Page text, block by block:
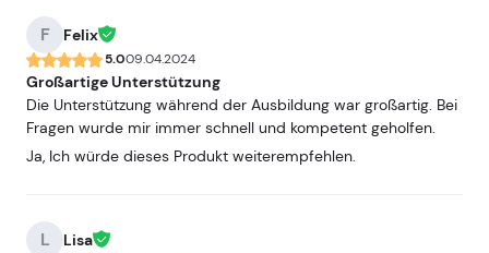
F Felix
5.009.04.2024
Großartige Unterstützung
Die Unterstützung während der Ausbildung war großartig. Bei
Fragen wurde mir immer schnell und kompetent geholfen.
Ja, Ich würde dieses Produkt weiterempfehlen.
L Lisa